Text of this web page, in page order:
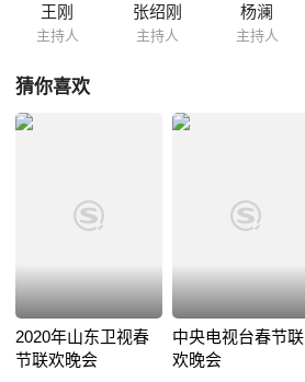
王刚
主持人
张绍刚
主持人
杨澜
主持人
猜你喜欢
2020年山东卫视春
节联欢晚会
中央电视台春节联
欢晚会